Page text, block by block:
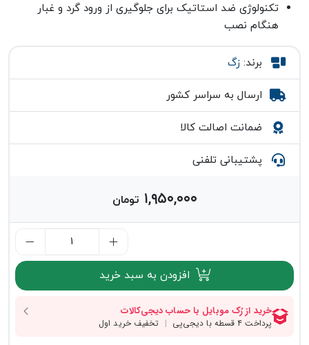
تکنولوژی ضد استاتیک برای جلوگیری از ورود گرد و غبار
هنگام نصب
برند: زگ
ارسال به سراسر کشور
ضمانت اصالت کالا
پشتیبانی تلفنی
۱,۹۵۰,۰۰۰ تومان
افزودن به سبد خرید